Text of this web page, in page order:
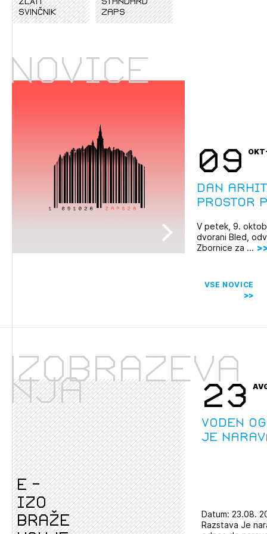
SVINČNIK
zaps
Novice
VSE NOVICE
09
Dan
Prostor
V petek, 9.
dvorani Bled,
Zbornice za ...
Izobraževa
nja
e -
izo
braže
23
Voden
Je
Datum: 23.08.
Razstava Je